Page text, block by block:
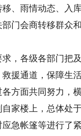
、雨情动态、入
门会商转移群众
各级各部门把
援通道，保障生
方面共同努力，
家楼上，总体处
急帐篷等进行了